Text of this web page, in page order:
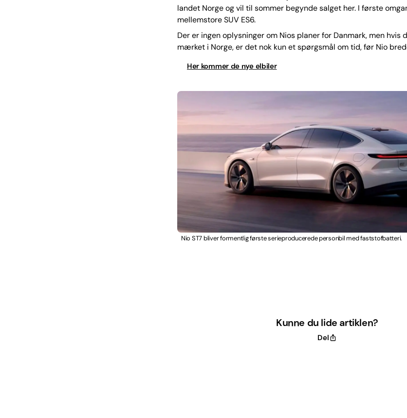
landet Norge og vil til sommer begynde salget her. I første
mellemstore SUV ES6.
Der er ingen oplysninger om Nios planer for Danmark, men hvis
mærket i Norge, er det nok kun et spørgsmål om tid, før Nio
Her kommer de nye elbiler
Nio ST7 bliver formentlig første serieproducerede personbil med faststofbatteri.
Kunne du lide artiklen?
Del